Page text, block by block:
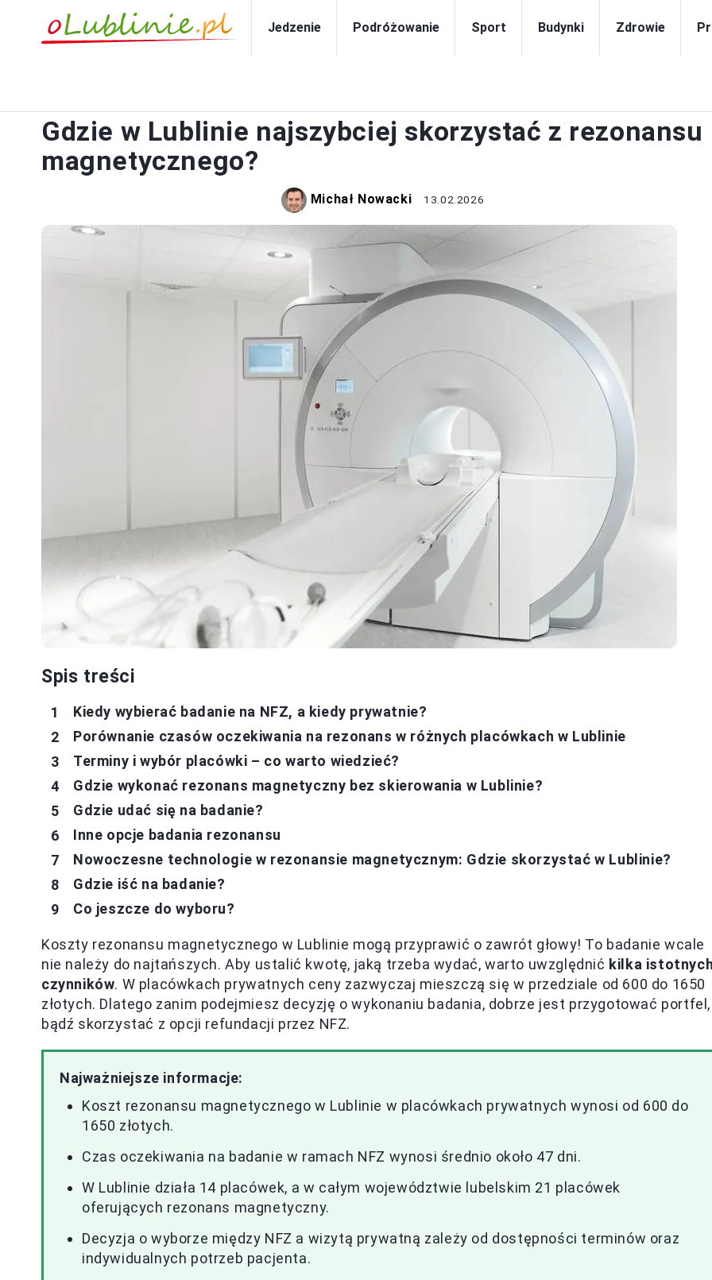
Jedzenie Podróżowanie Sport Budynki Zdrowie
Gdzie w Lublinie najszybciej skorzystać z rezonansu
magnetycznego?
Michał Nowacki 13.02.2026
Spis treści
Kiedy wybierać badanie na NFZ, a kiedy prywatnie?
Porównanie czasów oczekiwania na rezonans w różnych placówkach w Lublinie
Terminy i wybór placówki – co warto wiedzieć?
Gdzie wykonać rezonans magnetyczny bez skierowania w Lublinie?
Gdzie udać się na badanie?
Inne opcje badania rezonansu
Nowoczesne technologie w rezonansie magnetycznym: Gdzie skorzystać w Lublinie?
Gdzie iść na badanie?
Co jeszcze do wyboru?
Koszty rezonansu magnetycznego w Lublinie mogą przyprawić o zawrót głowy! To badanie wcale
nie należy do najtańszych. Aby ustalić kwotę, jaką trzeba wydać, warto uwzględnić kilka
czynników. W placówkach prywatnych ceny zazwyczaj mieszczą się w przedziale od 600 do 1650
złotych. Dlatego zanim podejmiesz decyzję o wykonaniu badania, dobrze jest przygotować portfel,
bądź skorzystać z opcji refundacji przez NFZ.
Najważniejsze informacje:
Koszt rezonansu magnetycznego w Lublinie w placówkach prywatnych wynosi od 600 do
1650 złotych.
Czas oczekiwania na badanie w ramach NFZ wynosi średnio około 47 dni.
W Lublinie działa 14 placówek, a w całym województwie lubelskim 21 placówek
oferujących rezonans magnetyczny.
Decyzja o wyborze między NFZ a wizytą prywatną zależy od dostępności terminów oraz
indywidualnych potrzeb pacjenta.